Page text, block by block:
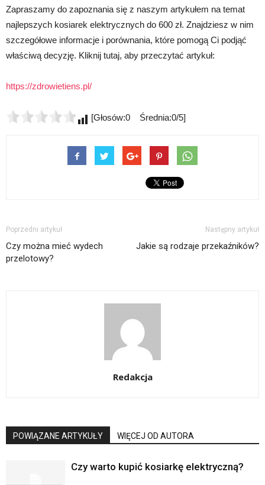
Zapraszamy do zapoznania się z naszym artykułem na temat
najlepszych kosiarek elektrycznych do 600 zł. Znajdziesz w nim
szczegółowe informacje i porównania, które pomogą Ci podjąć
właściwą decyzję. Kliknij tutaj, aby przeczytać artykuł:
https://zdrowietiens.pl/
[Głosów:0 Średnia:0/5]
Poprzedni artykuł
Czy można mieć wydech
przelotowy?
Następny artykuł
Jakie są rodzaje przekaźników?
Redakcja
POWIĄZANE ARTYKUŁY WIĘCEJ OD AUTORA
Czy warto kupić kosiarkę elektryczną?